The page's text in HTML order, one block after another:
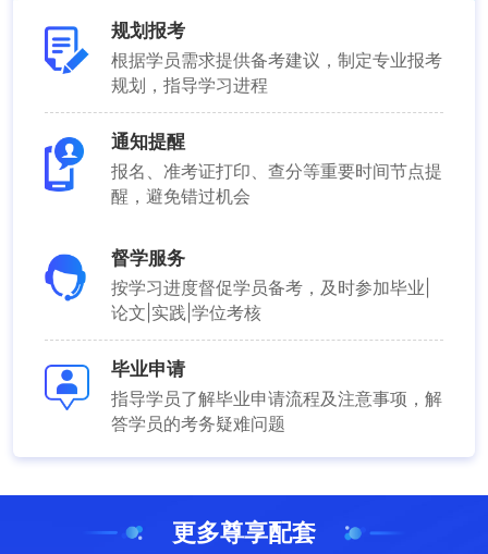
规划报考
根据学员需求提供备考建议，制定专业报考
规划，指导学习进程
通知提醒
报名、准考证打印、查分等重要时间节点提
醒，避免错过机会
督学服务
按学习进度督促学员备考，及时参加毕业|
论文|实践|学位考核
毕业申请
指导学员了解毕业申请流程及注意事项，解
答学员的考务疑难问题
更多尊享配套